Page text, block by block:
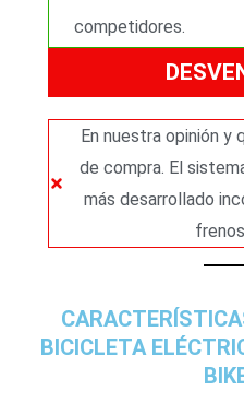
competidores.
En nuestra opinión y
de compra. El
más desarrollado
BICICLETA